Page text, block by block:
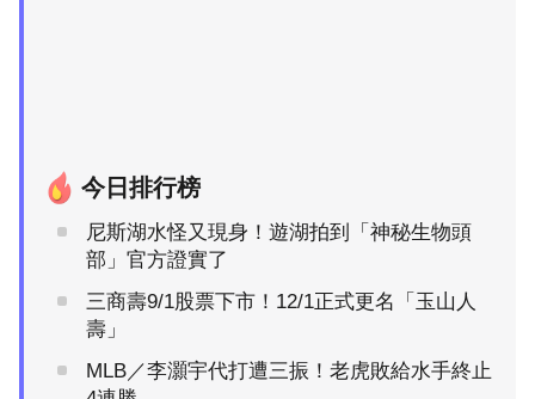
今日排行榜
尼斯湖水怪又現身！遊湖拍到「神秘生物頭
部」官方證實了
三商壽9/1股票下市！12/1正式更名「玉山人
壽」
MLB／李灝宇代打遭三振！老虎敗給水手終止